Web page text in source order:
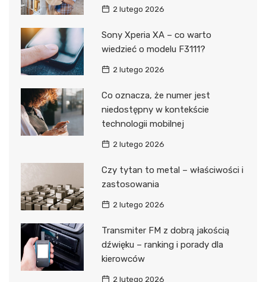
2 lutego 2026
Sony Xperia XA – co warto
wiedzieć o modelu F3111?
2 lutego 2026
Co oznacza, że numer jest
niedostępny w kontekście
technologii mobilnej
2 lutego 2026
Czy tytan to metal – właściwości i
zastosowania
2 lutego 2026
Transmiter FM z dobrą jakością
dźwięku – ranking i porady dla
kierowców
2 lutego 2026